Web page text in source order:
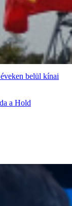
belül kínai
a Hold